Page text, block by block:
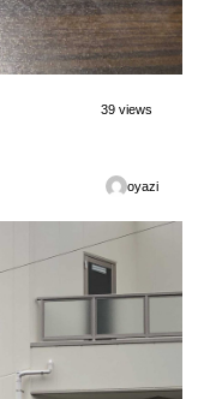
39 views
oyazi